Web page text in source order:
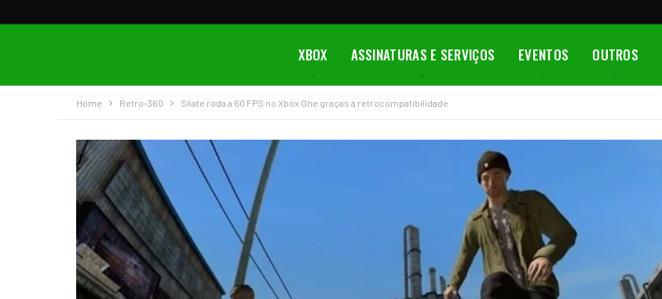
XBOX ASSINATURAS E SERVIÇOS EVENTOS OUTROS
Home Retro-360 Skate roda a 60 FPS no Xbox One graças à retrocompatibilidade